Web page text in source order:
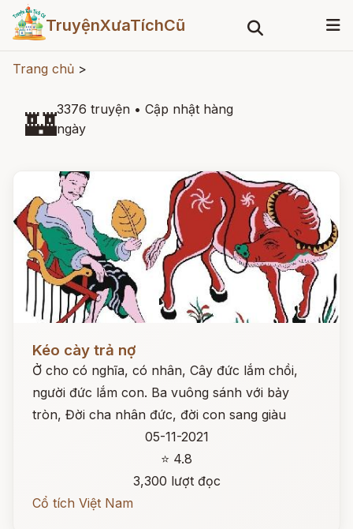
TruyệnXưaTíchCũ
Trang chủ >
🏰3376 truyện • Cập nhật hàng
ngày
Kéo cày trả nợ
Ở cho có nghĩa, có nhân, Cây đức lắm chồi,
người đức lắm con. Ba vuông sánh với bảy
tròn, Đời cha nhân đức, đời con sang giàu
05-11-2021
⭐ 4.8
3,300 lượt đọc
Cổ tích Việt Nam